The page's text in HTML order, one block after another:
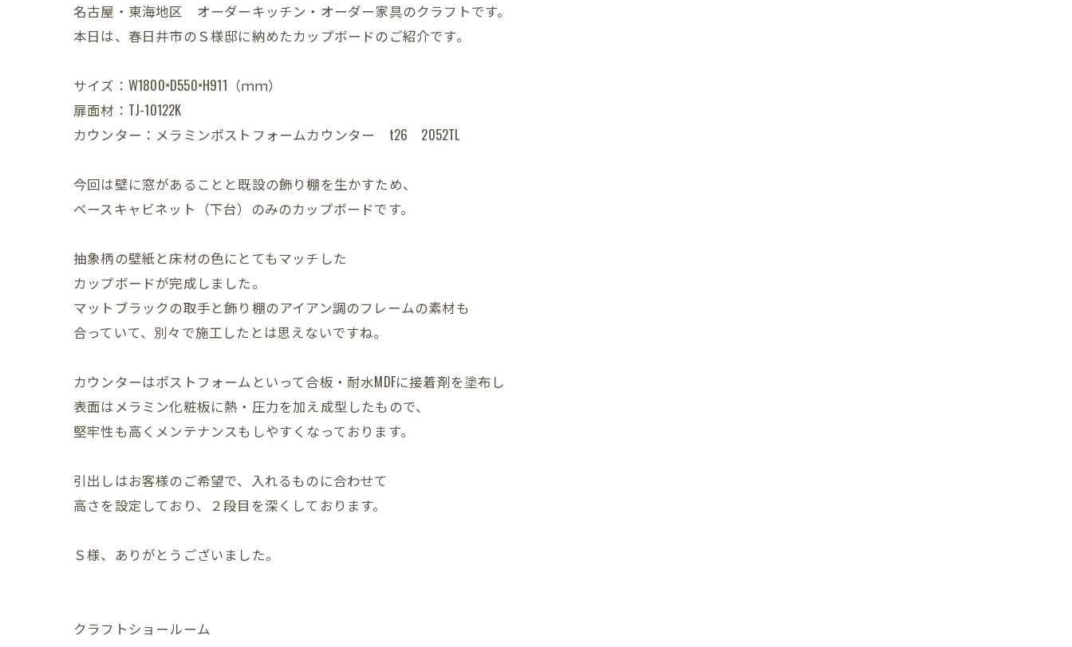
名古屋・東海地区 オーダーキッチン・オーダー家具のクラフトです。
本日は、春日井市のＳ様邸に納めたカップボードのご紹介です。
サイズ：W1800×D550×H911（ｍｍ）
扉面材：TJ-10122K
カウンター：メラミンポストフォームカウンター t26 2052TL
今回は壁に窓があることと既設の飾り棚を生かすため、
ベースキャビネット（下台）のみのカップボードです。
抽象柄の壁紙と床材の色にとてもマッチした
カップボードが完成しました。
マットブラックの取手と飾り棚のアイアン調のフレームの素材も
合っていて、別々で施工したとは思えないですね。
カウンターはポストフォームといって合板・耐水MDFに接着剤を塗布し
表面はメラミン化粧板に熱・圧力を加え成型したもので、
堅牢性も高くメンテナンスもしやすくなっております。
引出しはお客様のご希望で、入れるものに合わせて
高さを設定しており、２段目を深くしております。
Ｓ様、ありがとうございました。
クラフトショールーム